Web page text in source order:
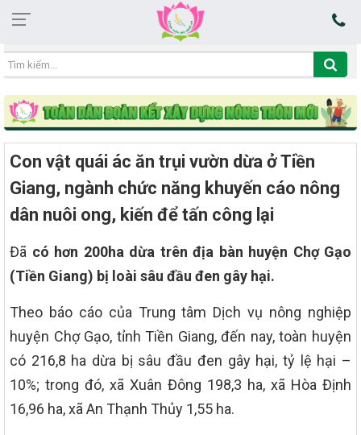
22:28:25 06/08/2026
Con vật quái ác ăn trụi vườn dừa ở Tiền
Giang, ngành chức năng khuyến cáo nông
dân nuôi ong, kiến để tấn công lại
Đã có hơn 200ha dừa trên địa bàn huyện Chợ Gạo
(Tiền Giang) bị loài sâu đầu đen gây hại.
Theo báo cáo của Trung tâm Dịch vụ nông nghiệp
huyện Chợ Gạo, tỉnh Tiền Giang, đến nay, toàn huyện
có 216,8 ha dừa bị sâu đầu đen gây hại, tỷ lệ hại –
10%; trong đó, xã Xuân Đông 198,3 ha, xã Hòa Định
16,96 ha, xã An Thạnh Thủy 1,55 ha.